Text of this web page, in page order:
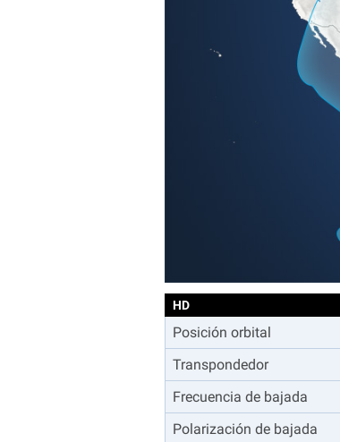
HD
Posición orbital
Transpondedor
Frecuencia de bajada
Polarización de bajada